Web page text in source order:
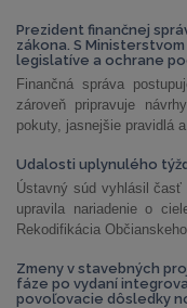
Prezident finančnej
zákona. S
legislatíve a ochrane
Finančná správa
zároveň pripravuje
pokuty, jasnejšie pravidlá
Udalosti uplynulého
Ústavný súd vyhlásil časť
upravila nariadenie o
Rekodifikácia
Zmeny v stavebných
fáze po vydaní
povoľovacie dôsledky